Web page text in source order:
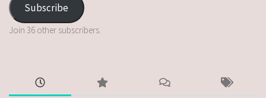
Subscribe
Join 36 other subscribers.